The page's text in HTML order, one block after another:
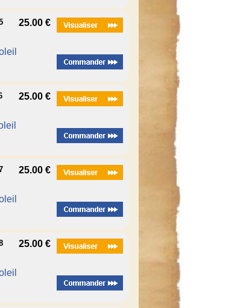
25.00 €
25.00 €
25.00 €
25.00 €